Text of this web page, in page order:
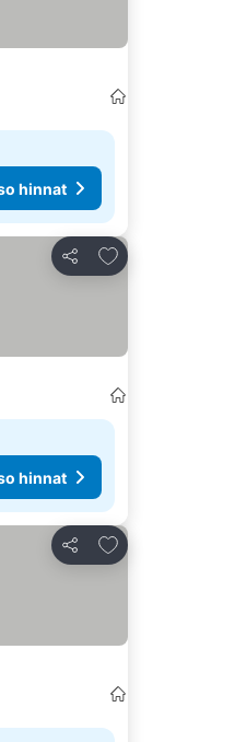
hinnat
Jaa
Lisää suosikkeihin
hinnat
Jaa
Lisää suosikkeihin